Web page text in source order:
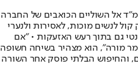
מהממ"ד אל השוליים הכואבים של החברה
לנשים מוכות, לאסירות ולנערי
גם בתוך רעש האזעקות • ״אם
מורה״, הוא מצהיר בשיחה חשופה
והחיפוש הבלתי פוסק אחר השורה